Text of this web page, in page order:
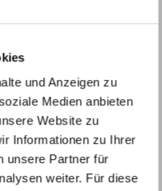
Medien anbieten
Website zu
Informationen zu Ihrer
unsere Partner für
weiter. Für diese
Mit Klick auf